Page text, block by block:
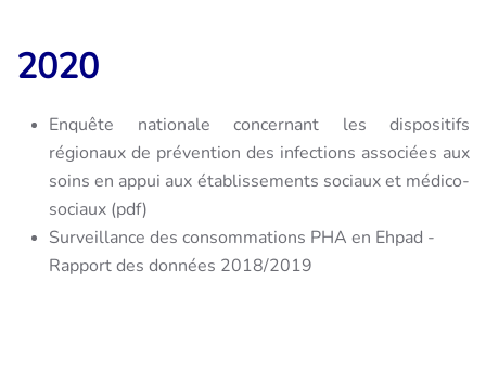
2020
Enquête nationale concernant les dispositifs
régionaux de prévention des infections associées aux
soins en appui aux établissements sociaux et médico-
sociaux (pdf)
Surveillance des consommations PHA en Ehpad -
Rapport des données 2018/2019